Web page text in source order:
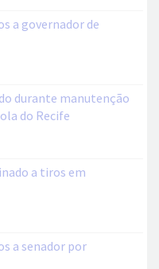
a governador de
durante manutenção
do Recife
a tiros em
a senador por